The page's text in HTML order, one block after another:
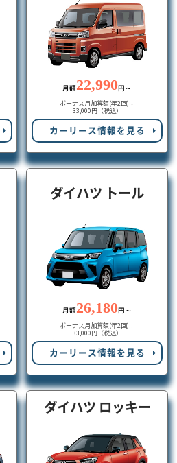
月額 22,990円～
ボーナス月加算額(年2回)：
33,000円（税込）
カーリース情報を見る
ダイハツ トール
月額 26,180 円～
ボーナス月加算額(年2回)：
33,000円（税込）
カーリース情報を見る
ダイハツ ロッキー